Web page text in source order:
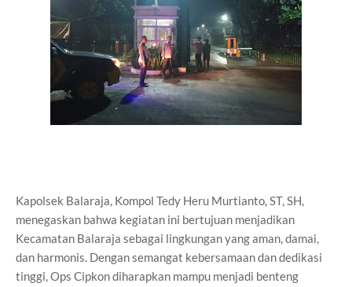
Kapolsek Balaraja, Kompol Tedy Heru Murtianto, ST, SH,
menegaskan bahwa kegiatan ini bertujuan menjadikan
Kecamatan Balaraja sebagai lingkungan yang aman, damai,
dan harmonis. Dengan semangat kebersamaan dan dedikasi
tinggi, Ops Cipkon diharapkan mampu menjadi benteng